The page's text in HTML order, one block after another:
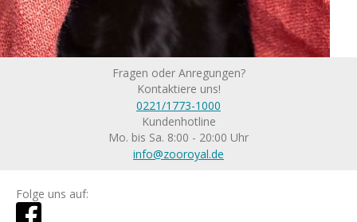
Fragen oder Anregungen?
Kontaktiere uns!
0221/1773-1000
Kundenhotline
Mo. bis Sa. 8:00 - 20:00 Uhr
info@zooroyal.de
Folge uns auf: